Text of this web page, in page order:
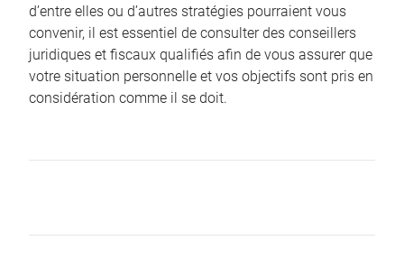
d’entre elles ou d’autres stratégies pourraient vous
convenir, il est essentiel de consulter des conseillers
juridiques et fiscaux qualifiés afin de vous assurer que
votre situation personnelle et vos objectifs sont pris en
considération comme il se doit.